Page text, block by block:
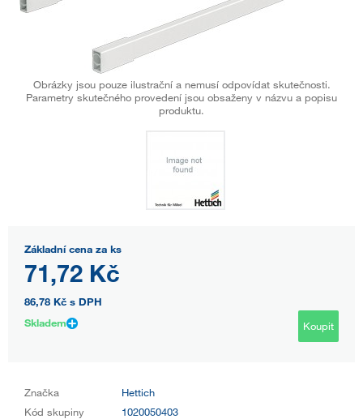
Obrázky jsou pouze ilustrační a nemusí odpovídat skutečnosti.
Parametry skutečného provedení jsou obsaženy v názvu a popisu
produktu.
Základní cena za ks
71,72 Kč
86,78 Kč s DPH
Skladem
Koupit
Značka
Hettich
Kód skupiny
1020050403